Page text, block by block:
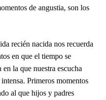
de angustia, son los
recién nacida nos recuerda
en que el tiempo se
la que nuestra escucha
Primeros momentos
al que hijos y padres